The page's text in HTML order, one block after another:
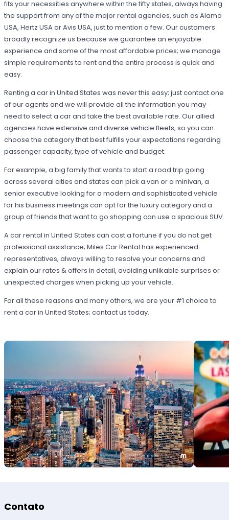
fits your necessities anywhere within the fifty states, always having
the support from any of the major rental agencies, such as Alamo
USA, Hertz USA or Avis USA, just to mention a few. Our customers
broadly recognize us because we guarantee an enjoyable
experience and some of the most affordable prices; we manage
simple requirements to rent and the entire process is quick and
easy.
Renting a car in United States was never this easy; just contact one
of our agents and we will provide all the information you may
need to select a car and take the best available rate. Our allied
agencies have extensive and diverse vehicle fleets, so you can
choose the category that best fulfills your expectations regarding
passenger capacity, type of vehicle and budget.
For example, a big family that wants to start a road trip going
across several cities and states can pick a van or a minivan, a
senior executive looking for a modern and sophisticated vehicle
for his business meetings can opt for the luxury category and a
group of friends that want to go shopping can use a spacious SUV.
A car rental in United States can cost a fortune if you do not get
professional assistance; Miles Car Rental has experienced
representatives, always willing to resolve your concerns and
explain our rates & offers in detail, avoiding unlikable surprises or
unexpected charges when picking up your vehicle.
For all these reasons and many others, we are your #1 choice to
rent a car in United States; contact us today.
Contato